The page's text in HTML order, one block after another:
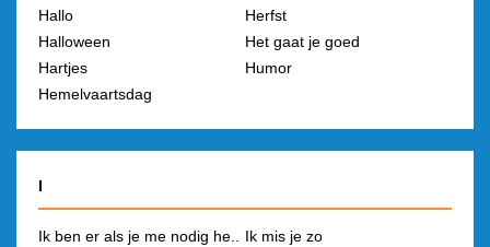
Hallo
Halloween
Hartjes
Hemelvaartsdag
Herfst
Het gaat je goed
Humor
I
Ik ben er als je me nodig he..
Ik mis je zo